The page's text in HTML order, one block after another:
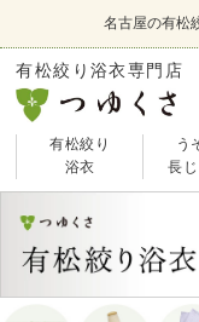
名古屋の有松
有松絞り浴衣専門店
有松絞り
浴衣
う
長